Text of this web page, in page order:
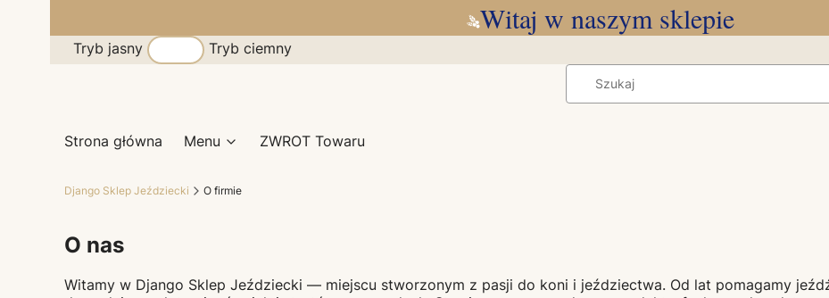
Witaj w naszym sklepie
Tryb jasny Tryb ciemny
Strona główna Menu ZWROT Towaru
Django Sklep Jeździecki O firmie
O nas
Witamy w Django Sklep Jeździecki — miejscu stworzonym z pasji do koni i jeździectwa. Od lat pomagamy